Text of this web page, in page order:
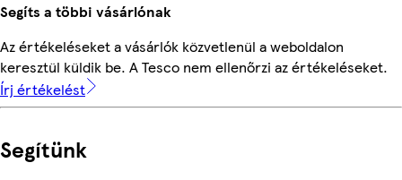
Segíts a többi vásárlónak
Az értékeléseket a vásárlók közvetlenül a weboldalon
keresztül küldik be. A Tesco nem ellenőrzi az értékeléseket.
Írj értékelést
Segítünk